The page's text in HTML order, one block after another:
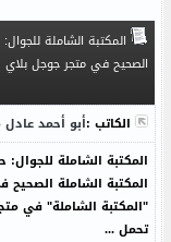
المكتبة الشاملة
الصحيح في متجر جوجل بلاي
الكاتب :أبو أحمد
المكتبة الشاملة
المكتبة الشاملة
"المكتبة الشاملة" في
تحمل ...